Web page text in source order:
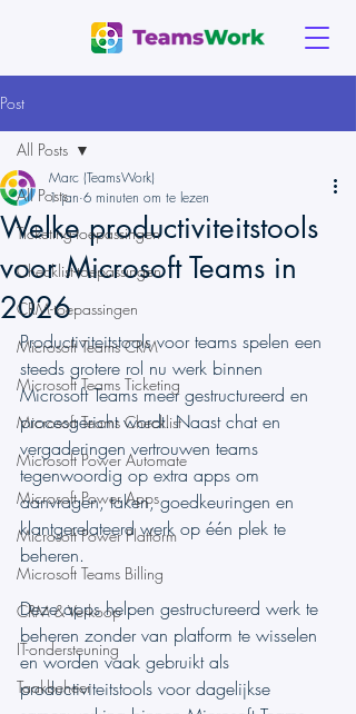
Post
All Posts
Ticketing-toepassingen
Checklist-toepassingen
CRM-toepassingen
Microsoft Teams CRM
Microsoft Teams Ticketing
Microsoft Teams Checklist
Microsoft Power Automate
Microsoft Power Apps
Microsoft Power Platform
Microsoft Teams Billing
CRM & Verkoop
IT-ondersteuning
Taakbeheer
All Posts
Welke productiviteitstools
voor Microsoft Teams in
2026
Marc (TeamsWork)
1 jan 6 minuten om te lezen
Productiviteitstools voor teams spelen een
steeds grotere rol nu werk binnen
Microsoft Teams meer gestructureerd en
procesgericht wordt. Naast chat en
vergaderingen vertrouwen teams
tegenwoordig op extra apps om
aanvragen, taken, goedkeuringen en
klantgerelateerd werk op één plek te
beheren.
Deze apps helpen gestructureerd werk te
beheren zonder van platform te wisselen
en worden vaak gebruikt als
productiviteitstools voor dagelijkse